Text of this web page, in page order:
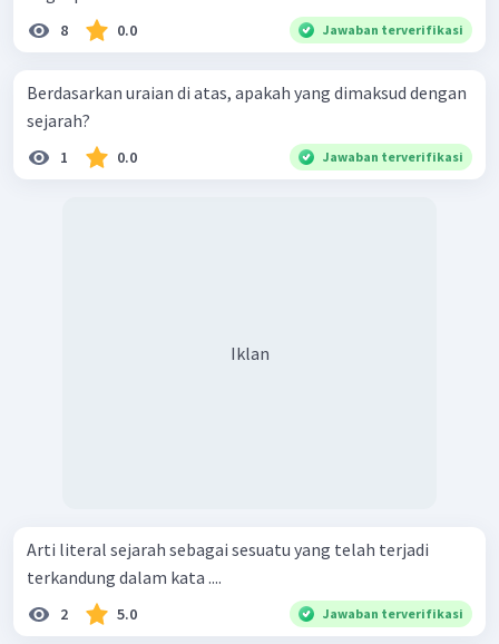
8 0.0 Jawaban terverifikasi
Berdasarkan uraian di atas, apakah yang dimaksud dengan
sejarah?
1 0.0 Jawaban terverifikasi
Iklan
Arti literal sejarah sebagai sesuatu yang telah terjadi
terkandung dalam kata ....
2 5.0 Jawaban terverifikasi